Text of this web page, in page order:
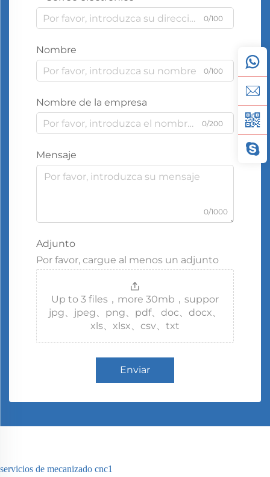
0/100
Nombre
0/100
Nombre de la empresa
0/200
Mensaje
0/1000
Adjunto
Por favor, cargue al menos un adjunto
Up to 3 files，more 30mb，suppor
jpg、jpeg、png、pdf、doc、docx、
xls、xlsx、csv、txt
Enviar
servicios de mecanizado cnc1